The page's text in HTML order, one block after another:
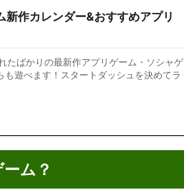
新作カレンダー&おすすめアプリ
たばかりの最新作アプリゲーム・ソシャゲ
遊べます！スタートダッシュを決めてラ
ム？